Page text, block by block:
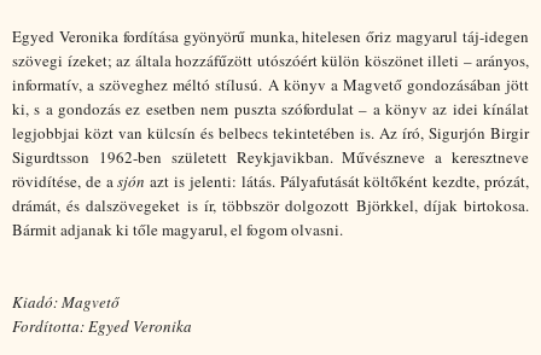
Egyed Veronika fordítása gyönyörű munka, hitelesen őriz magyarul táj-idegen
szövegi ízeket; az általa hozzáfűzött utószóért külön köszönet illeti – arányos,
informatív, a szöveghez méltó stílusú. A könyv a Magvető gondozásában jött
ki, s a gondozás ez esetben nem puszta szófordulat – a könyv az idei kínálat
legjobbjai közt van külcsín és belbecs tekintetében is. Az író, Sigurjón Birgir
Sigurdtsson 1962-ben született Reykjavikban. Művészneve a keresztneve
rövidítése, de asjón azt is jelenti: látás. Pályafutását költőként kezdte, prózát,
drámát, és dalszövegeket is ír, többször dolgozott Björkkel, díjak birtokosa.
Bármit adjanak ki tőle magyarul, el fogom olvasni.
Kiadó: Magvető
Fordította: Egyed Veronika